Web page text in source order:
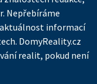
Nepřebíráme
informací
DomyReality.cz
realit, pokud není